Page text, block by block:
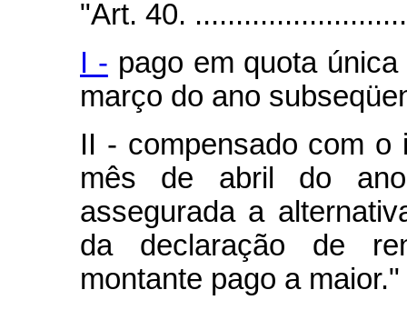
"Art. 40.
I - pago em quota
março do ano
II - compensado com
mês de abril do ano
assegurada a
da declaração de
montante pago a maior."